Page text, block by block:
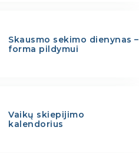
Skausmo sekimo dienynas –
forma pildymui
Vaikų skiepijimo
kalendorius